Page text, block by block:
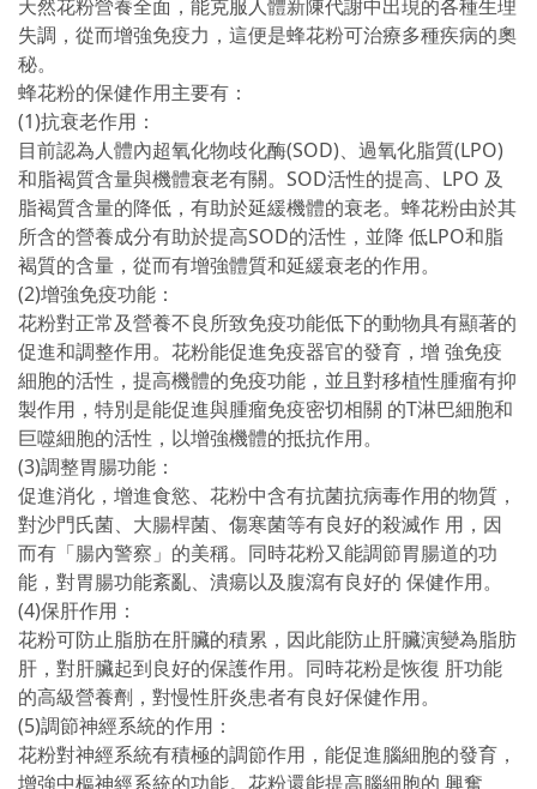
天然花粉營養全面，能克服人體新陳代謝中出現的各種生理
失調，從而增強免疫力，這便是蜂花粉可治療多種疾病的奧
秘。
蜂花粉的保健作用主要有：
(1)抗衰老作用：
目前認為人體內超氧化物歧化酶(SOD)、過氧化脂質(LPO)
和脂褐質含量與機體衰老有關。SOD活性的提高、LPO 及
脂褐質含量的降低，有助於延緩機體的衰老。蜂花粉由於其
所含的營養成分有助於提高SOD的活性，並降 低LPO和脂
褐質的含量，從而有增強體質和延緩衰老的作用。
(2)增強免疫功能：
花粉對正常及營養不良所致免疫功能低下的動物具有顯著的
促進和調整作用。花粉能促進免疫器官的發育，增 強免疫
細胞的活性，提高機體的免疫功能，並且對移植性腫瘤有抑
製作用，特別是能促進與腫瘤免疫密切相關 的T淋巴細胞和
巨噬細胞的活性，以增強機體的抵抗作用。
(3)調整胃腸功能：
促進消化，增進食慾、花粉中含有抗菌抗病毒作用的物質，
對沙門氏菌、大腸桿菌、傷寒菌等有良好的殺滅作 用，因
而有「腸內警察」的美稱。同時花粉又能調節胃腸道的功
能，對胃腸功能紊亂、潰瘍以及腹瀉有良好的 保健作用。
(4)保肝作用：
花粉可防止脂肪在肝臟的積累，因此能防止肝臟演變為脂肪
肝，對肝臟起到良好的保護作用。同時花粉是恢復 肝功能
的高級營養劑，對慢性肝炎患者有良好保健作用。
(5)調節神經系統的作用：
花粉對神經系統有積極的調節作用，能促進腦細胞的發育，
增強中樞神經系統的功能。花粉還能提高腦細胞的 興奮